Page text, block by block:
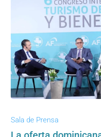
Sala de Prensa